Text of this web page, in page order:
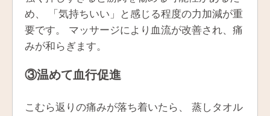
め、 「気持ちいい」と感じる程度の力加減が重
要です。 マッサージにより血流が改善され、痛
みが和らぎます。
③温めて血行促進
こむら返りの痛みが落ち着いたら、 蒸しタオル